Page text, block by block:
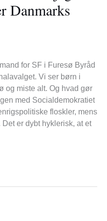
Danmarks
for SF i Furesø Byråd
Vi ser børn i
og miste alt. Og hvad gør
med Socialdemokratiet
floskler, mens
er dybt hyklerisk, at et